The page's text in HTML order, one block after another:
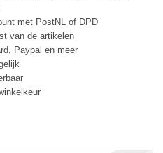
met PostNL of DPD
van de artikelen
Paypal en meer